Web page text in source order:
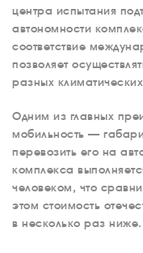
центра испытания
автономности
соответствие
позволяет
разных
Одним из главных
мобильность —
перевозить его на
комплекса
человеком, что
этом стоимость
в несколько раз ниже.